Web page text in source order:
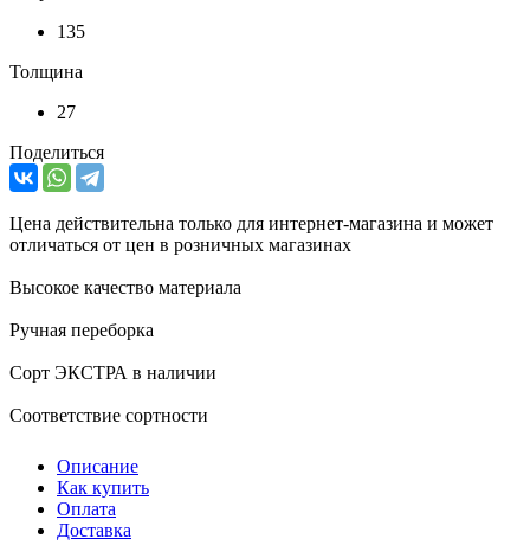
135
Толщина
27
Поделиться
Цена действительна только для интернет-магазина и может
отличаться от цен в розничных магазинах
Высокое качество материала
Ручная переборка
Сорт ЭКСТРА в наличии
Соответствие сортности
Описание
Как купить
Оплата
Доставка